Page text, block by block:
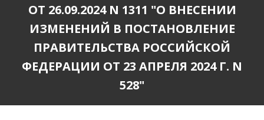
ОТ 26.09.2024 N 1311 "О ВНЕСЕНИИ
ИЗМЕНЕНИЙ В ПОСТАНОВЛЕНИЕ
ПРАВИТЕЛЬСТВА РОССИЙСКОЙ
ФЕДЕРАЦИИ ОТ 23 АПРЕЛЯ 2024 Г. N
528"